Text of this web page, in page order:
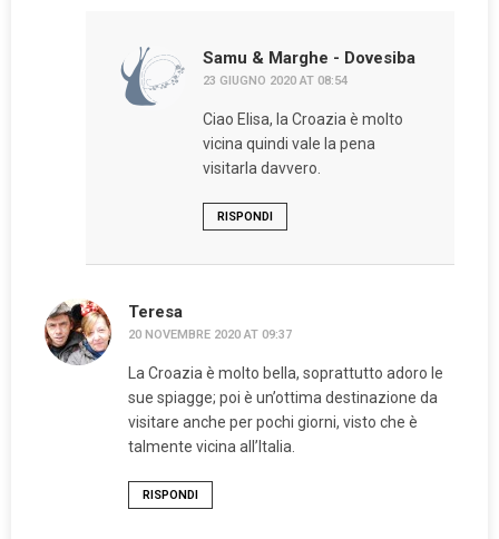
Samu & Marghe - Dovesiba
23 GIUGNO 2020 AT 08:54
Ciao Elisa, la Croazia è molto
vicina quindi vale la pena
visitarla davvero.
RISPONDI
Teresa
20 NOVEMBRE 2020 AT 09:37
La Croazia è molto bella, soprattutto adoro le
sue spiagge; poi è un’ottima destinazione da
visitare anche per pochi giorni, visto che è
talmente vicina all’Italia.
RISPONDI